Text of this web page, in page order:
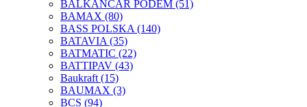
BALKANCAR PODEM (51)
BAMAX (80)
BASS POLSKA (140)
BATAVIA (35)
BATMATIC (22)
BATTIPAV (43)
Baukraft (15)
BAUMAX (3)
BCS (94)